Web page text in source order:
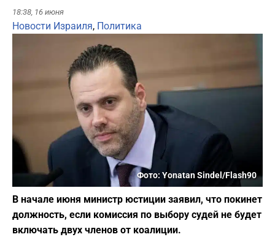
18:38, 16 июня
Новости Израиля, Политика
Фото: Yonatan Sindel/Flash90
В начале июня министр юстиции заявил, что покинет
должность, если комиссия по выбору судей не будет
включать двух членов от коалиции.